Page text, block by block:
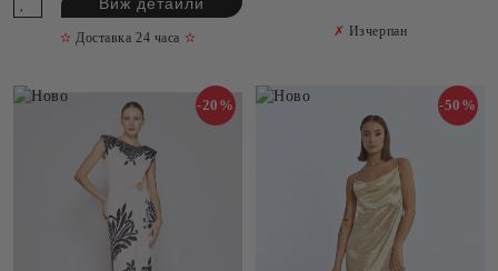
✫ Доставка 24 часа ✫ ✗ Изчерпан
-20% -50%